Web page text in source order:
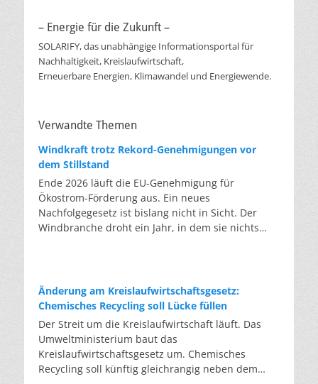
– Energie für die Zukunft –
SOLARIFY, das unabhängige Informationsportal für
Nachhaltigkeit, Kreislaufwirtschaft,
Erneuerbare Energien, Klimawandel und Energiewende.
Verwandte Themen
Windkraft trotz Rekord-Genehmigungen vor
dem Stillstand
Ende 2026 läuft die EU-Genehmigung für
Ökostrom-Förderung aus. Ein neues
Nachfolgegesetz ist bislang nicht in Sicht. Der
Windbranche droht ein Jahr, in dem sie nichts
die Verfahren laufen heute deutlich schneller. Die
Halbjahresbilanz der Branche bestätigt dieses
Muster: So viele Windräder wie nie zuvor wurden
genehmigt, doch im ersten Halbjahr gingen netto
nur rund zwei Gigawatt ans Netz. Der Bestand
liegt damit bei etwa 70 Gigawatt. Das gesetzliche
Zwischenziel von 84 Gigawatt zum Jahresende ist
Änderung am Kreislaufwirtschaftsgesetz:
Chemisches Recycling soll Lücke füllen
Der Streit um die Kreislaufwirtschaft läuft. Das
Umweltministerium baut das
Kreislaufwirtschaftsgesetz um. Chemisches
Recycling soll künftig gleichrangig neben dem